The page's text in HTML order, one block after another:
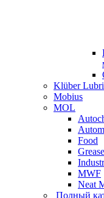
Klüber
Mobius
MOL
Food
MWF
Neat
Полный